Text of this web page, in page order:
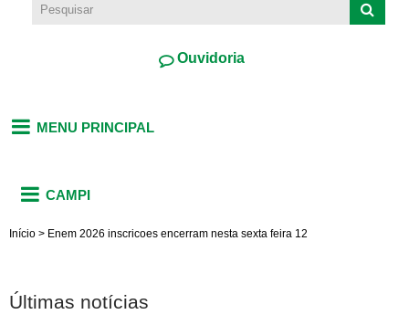
Ouvidoria
MENU PRINCIPAL
CAMPI
Início > Enem 2026 inscricoes encerram nesta sexta feira 12
Últimas notícias